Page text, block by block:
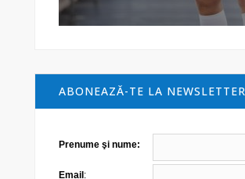
ABONEAZĂ-TE LA NEWSLETTER
Prenume şi nume:
Email: